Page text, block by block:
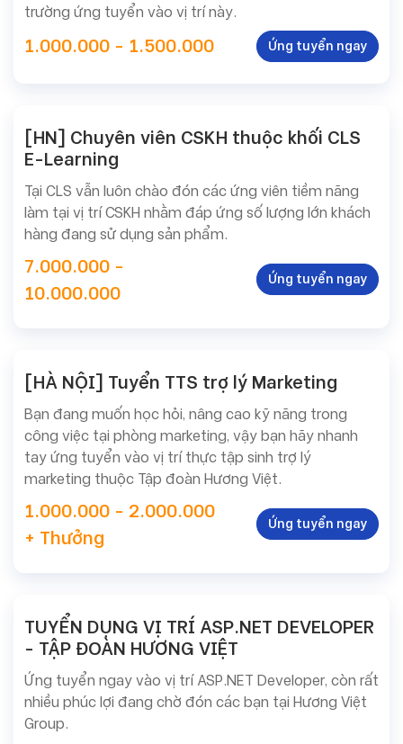
Tuyển
dụng
trường ứng tuyển vào vị trí này.
1.000.000 - 1.500.000 Ứng tuyển ngay
[HN] Chuyên viên CSKH thuộc khối CLS
E-Learning
Tại CLS vẫn luôn chào đón các ứng viên tiềm năng
làm tại vị trí CSKH nhằm đáp ứng số lượng lớn khách
hàng đang sử dụng sản phẩm.
7.000.000 -
10.000.000
Ứng tuyển ngay
[HÀ NỘI] Tuyển TTS trợ lý Marketing
Bạn đang muốn học hỏi, nâng cao kỹ năng trong
công việc tại phòng marketing, vậy bạn hãy nhanh
tay ứng tuyển vào vị trí thực tập sinh trợ lý
marketing thuộc Tập đoàn Hương Việt.
1.000.000 - 2.000.000
+ Thưởng
Ứng tuyển ngay
TUYỂN DỤNG VỊ TRÍ ASP.NET DEVELOPER
- TẬP ĐOÀN HƯƠNG VIỆT
Ứng tuyển ngay vào vị trí ASP.NET Developer, còn rất
nhiều phúc lợi đang chờ đón các bạn tại Hương Việt
Group.